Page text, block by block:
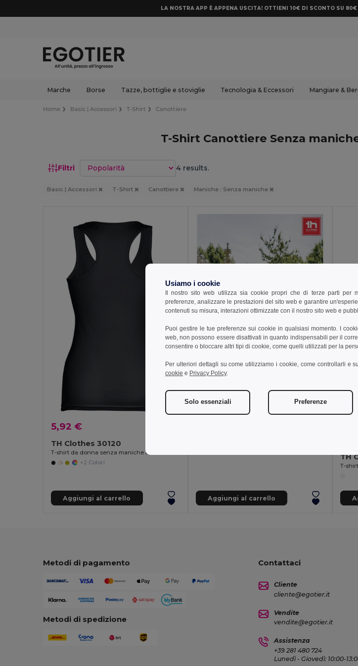
LA NOSTRA APP È APPENA USCITA! OTTIENI 10€ DI SCONTO SU 80€
Marche Borse Tazze, bottiglie e stoviglie Tecnologia & Eccessori Mangiare &
Home Basic | Accessori T-Shirt Canottiere
T-Shirt Canottiere Senza
Filtri Ordina per 4 results.
Basic | Accessori T-Shirt Canottiere Maniche : Senza maniche
5,92 €
TH Clothes 30120
T-shirt da donna senza maniche in cotone
+2 Colori
Aggiungi al carrello Aggiungi al carrello
TH
Metodi di pagamento
Metodi di spedizione
Contattaci
Cliente
cliente@egotier.it
Vendite
vendite@egotier.it
Assistenza
+39 281 480 724
Lunedì - Giovedì: 10:00-
Usiamo i cookie
Il nostro sito web utilizza sia cookie propri che di terze parti per
preferenze, analizzare le prestazioni del sito web e garantire
contenuti su misura, interazioni ottimizzate con il nostro sito web e
Puoi gestire le tue preferenze sui cookie in qualsiasi momento. I
web, non possono essere disattivati in quanto indispensabili per il
consentire o bloccare altri tipi di cookie, come quelli utilizzati per la
Per ulteriori dettagli su come utilizziamo i cookie, come controllarli e
cookie e Privacy Policy.
Solo essenziali Preferenze